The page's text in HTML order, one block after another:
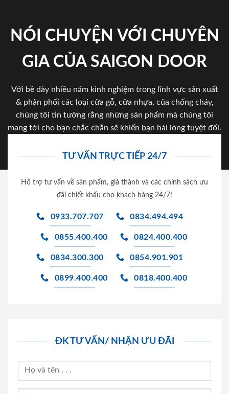
NÓI CHUYỆN VỚI CHUYÊN
GIA CỦA SAIGON DOOR
Với bề dày nhiều năm kinh nghiệm trong lĩnh vực sản xuất
& phân phối các loại cửa gỗ, cửa nhựa, của chống cháy,
chúng tôi tin tưởng rằng những sản phẩm mà chúng tôi
mang tới cho bạn chắc chắn sẽ khiến bạn hài lòng tuyệt đối.
TƯ VẤN TRỰC TIẾP 24/7
Hỗ trợ tư vấn về sản phẩm, giá thành và các chính sách ưu
đãi chiết khấu cho khách hàng 24/7!
0933.707.707 0834.494.494
0855.400.400 0824.400.400
0834.300.300 0854.901.901
0899.400.400 0818.400.400
ĐK TƯ VẤN/ NHẬN ƯU ĐÃI